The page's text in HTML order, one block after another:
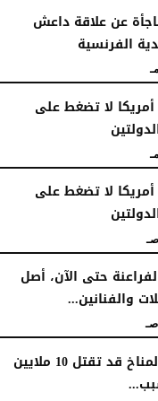
عن علاقة داعش
الفرنسية
لا تضغط على
لا تضغط على
حتى الآن، أصل
والفنانين...
تقرير دولي: تغيرات المناخ قد تقتل 10 ملايين